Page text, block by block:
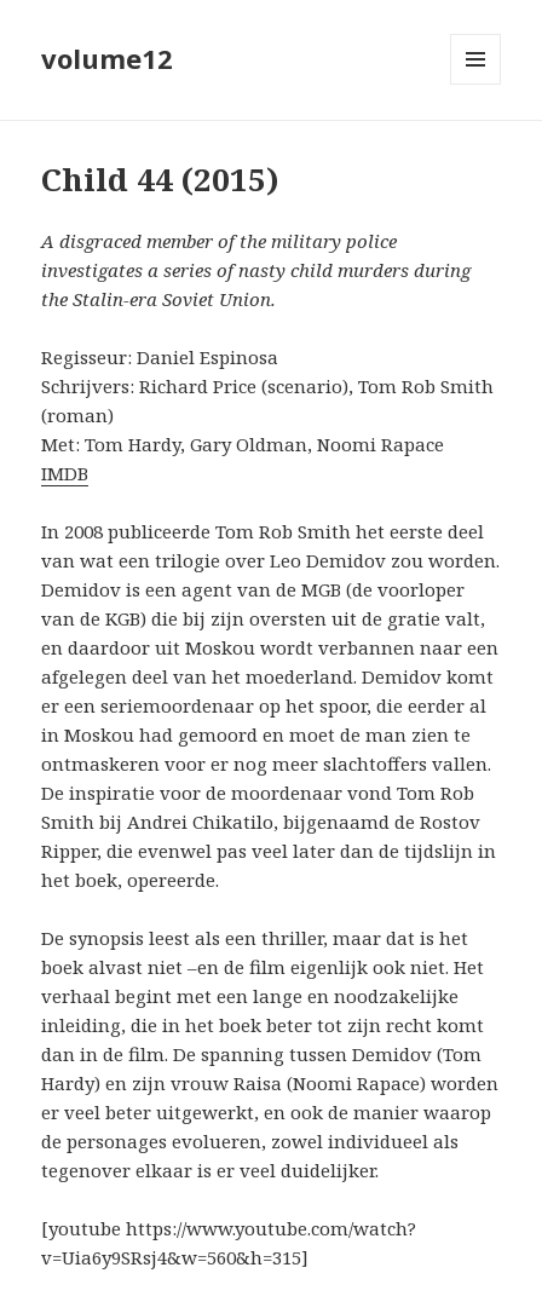
volume12
Child 44 (2015)
A disgraced member of the military police
investigates a series of nasty child murders during
the Stalin-era Soviet Union.
Regisseur: Daniel Espinosa
Schrijvers: Richard Price (scenario), Tom Rob Smith
(roman)
Met: Tom Hardy, Gary Oldman, Noomi Rapace
IMDB
In 2008 publiceerde Tom Rob Smith het eerste deel
van wat een trilogie over Leo Demidov zou worden.
Demidov is een agent van de MGB (de voorloper
van de KGB) die bij zijn oversten uit de gratie valt,
en daardoor uit Moskou wordt verbannen naar een
afgelegen deel van het moederland. Demidov komt
er een seriemoordenaar op het spoor, die eerder al
in Moskou had gemoord en moet de man zien te
ontmaskeren voor er nog meer slachtoffers vallen.
De inspiratie voor de moordenaar vond Tom Rob
Smith bij Andrei Chikatilo, bijgenaamd de Rostov
Ripper, die evenwel pas veel later dan de tijdslijn in
het boek, opereerde.
De synopsis leest als een thriller, maar dat is het
boek alvast niet –en de film eigenlijk ook niet. Het
verhaal begint met een lange en noodzakelijke
inleiding, die in het boek beter tot zijn recht komt
dan in de film. De spanning tussen Demidov (Tom
Hardy) en zijn vrouw Raisa (Noomi Rapace) worden
er veel beter uitgewerkt, en ook de manier waarop
de personages evolueren, zowel individueel als
tegenover elkaar is er veel duidelijker.
[youtube https://www.youtube.com/watch?
v=Uia6y9SRsj4&w=560&h=315]